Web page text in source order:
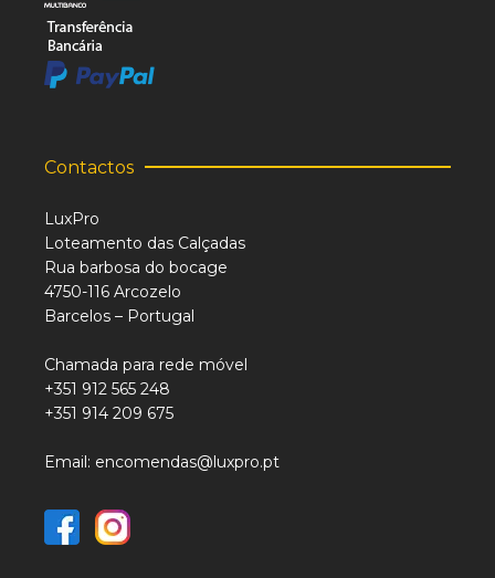
Contactos
LuxPro
Loteamento das Calçadas
Rua barbosa do bocage
4750-116 Arcozelo
Barcelos – Portugal
Chamada para rede móvel
+351 912 565 248
+351 914 209 675
Email: encomendas@luxpro.pt